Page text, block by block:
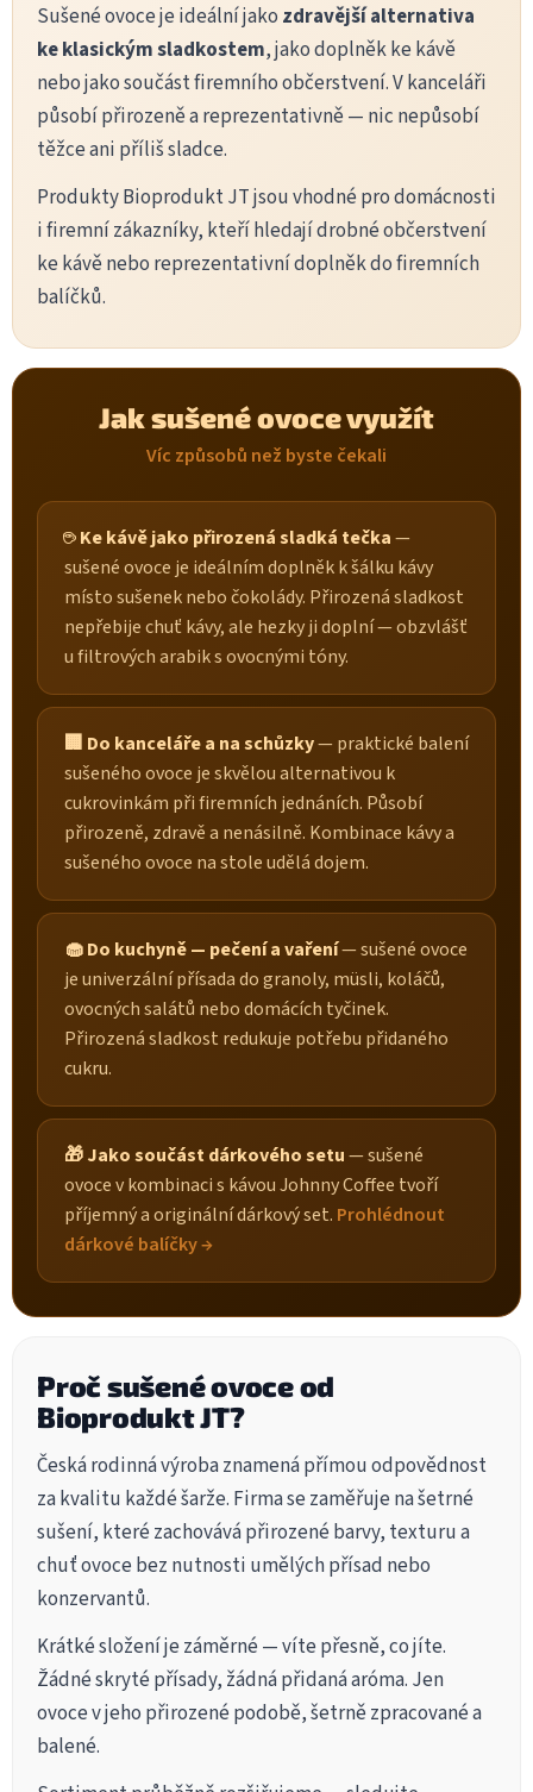
s
u
Sušené ovoce je ideální jako zdravější alternativa
ke klasickým sladkostem, jako doplněk ke kávě
nebo jako součást firemního občerstvení. V kanceláři
působí přirozeně a reprezentativně — nic nepůsobí
těžce ani příliš sladce.
Produkty Bioprodukt JT jsou vhodné pro domácnosti
i firemní zákazníky, kteří hledají drobné občerstvení
ke kávě nebo reprezentativní doplněk do firemních
balíčků.
Jak sušené ovoce využít
Víc způsobů než byste čekali
☕ Ke kávě jako přirozená sladká tečka—
sušené ovoce je ideálním doplněk k šálku kávy
místo sušenek nebo čokolády. Přirozená sladkost
nepřebije chuť kávy, ale hezky ji doplní — obzvlášť
u filtrových arabik s ovocnými tóny.
🏢 Do kanceláře a na schůzky— praktické balení
sušeného ovoce je skvělou alternativou k
cukrovinkám při firemních jednáních. Působí
přirozeně, zdravě a nenásilně. Kombinace kávy a
sušeného ovoce na stole udělá dojem.
🧁 Do kuchyně — pečení a vaření— sušené ovoce
je univerzální přísada do granoly, müsli, koláčů,
ovocných salátů nebo domácích tyčinek.
Přirozená sladkost redukuje potřebu přidaného
cukru.
🎁 Jako součást dárkového setu— sušené
ovoce v kombinaci s kávou Johnny Coffee tvoří
příjemný a originální dárkový set. Prohlédnout
dárkové balíčky →
Proč sušené ovoce od
Bioprodukt JT?
Česká rodinná výroba znamená přímou odpovědnost
za kvalitu každé šarže. Firma se zaměřuje na šetrné
sušení, které zachovává přirozené barvy, texturu a
chuť ovoce bez nutnosti umělých přísad nebo
konzervantů.
Krátké složení je záměrné — víte přesně, co jíte.
Žádné skryté přísady, žádná přidaná aróma. Jen
ovoce v jeho přirozené podobě, šetrně zpracované a
balené.